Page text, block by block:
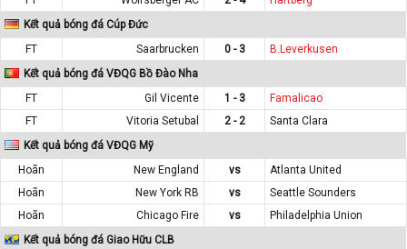
Kết quả bóng đá Cúp Đức
FT
Saarbrucken 0 - 3
B.Leverkusen
Kết quả bóng đá VĐQG Bồ Đào Nha
FT
Gil Vicente 1 - 3
Famalicao
FT
Vitoria Setubal 2 - 2
Santa Clara
Kết quả bóng đá VĐQG Mỹ
Hoãn
New England vs
Atlanta United
Hoãn
New York RB vs
Seattle Sounders
Hoãn
Chicago Fire vs
Philadelphia Union
Kết quả bóng đá Giao Hữu CLB